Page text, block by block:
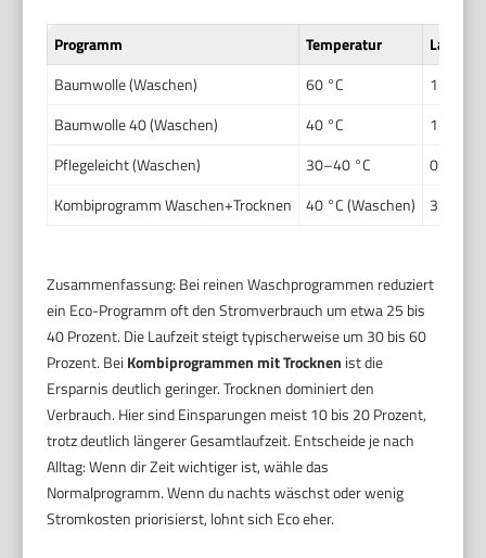
Programm Temperatur
Baumwolle (Waschen)
60 °C
1:45
Baumwolle 40 (Waschen)
40 °C
1:20
Pflegeleicht (Waschen)
30–40 °C
0:50
Kombiprogramm Waschen+Trocknen
40 °C (Waschen) 3:50
Zusammenfassung: Bei reinen Waschprogrammen reduziert
ein Eco-Programm oft den Stromverbrauch um etwa 25 bis
40 Prozent. Die Laufzeit steigt typischerweise um 30 bis 60
Prozent. Bei Kombiprogrammen mit Trocknen ist die
Ersparnis deutlich geringer. Trocknen dominiert den
Verbrauch. Hier sind Einsparungen meist 10 bis 20 Prozent,
trotz deutlich längerer Gesamtlaufzeit. Entscheide je nach
Alltag: Wenn dir Zeit wichtiger ist, wähle das
Normalprogramm. Wenn du nachts wäschst oder wenig
Stromkosten priorisierst, lohnt sich Eco eher.